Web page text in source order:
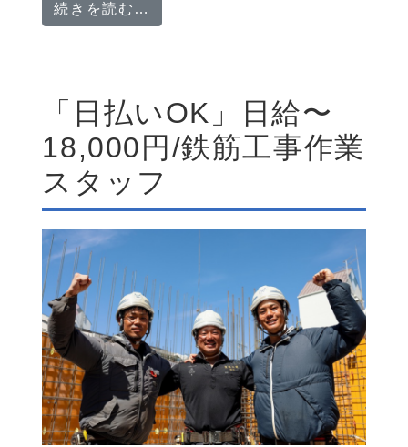
続きを読む…
「日払いOK」日給〜
18,000円/鉄筋工事作業
スタッフ